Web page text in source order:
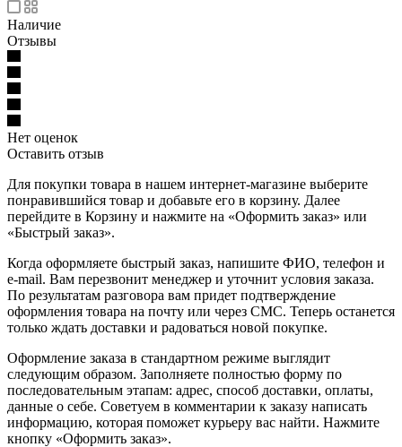
Наличие
Отзывы
Нет оценок
Оставить отзыв
Для покупки товара в нашем интернет-магазине выберите
понравившийся товар и добавьте его в корзину. Далее
перейдите в Корзину и нажмите на «Оформить заказ» или
«Быстрый заказ».
Когда оформляете быстрый заказ, напишите ФИО, телефон и
e-mail. Вам перезвонит менеджер и уточнит условия заказа.
По результатам разговора вам придет подтверждение
оформления товара на почту или через СМС. Теперь останется
только ждать доставки и радоваться новой покупке.
Оформление заказа в стандартном режиме выглядит
следующим образом. Заполняете полностью форму по
последовательным этапам: адрес, способ доставки, оплаты,
данные о себе. Советуем в комментарии к заказу написать
информацию, которая поможет курьеру вас найти. Нажмите
кнопку «Оформить заказ».